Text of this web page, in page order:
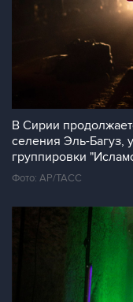
В Сирии
селения Эль-Багуз,
группировки
Фото: AP/ТАСС